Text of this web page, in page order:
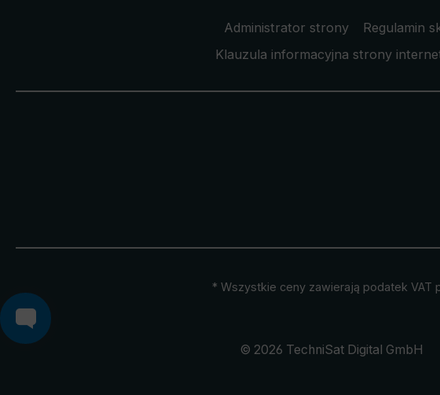
Administrator strony Regulamin
Klauzula informacyjna strony
* Wszystkie ceny zawierają podatek VAT
© 2026 TechniSat Digital GmbH